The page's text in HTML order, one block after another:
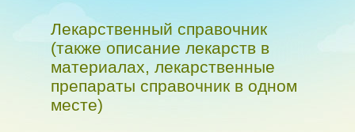
Лекарственный справочник
(также описание лекарств в
материалах, лекарственные
препараты справочник в одном
месте)